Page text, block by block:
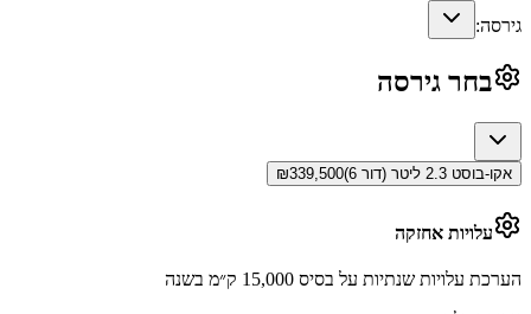
גירסה:
בחר גירסה
אקו-בוסט 2.3 ליטר (דור 6) ₪339,500
עלויות אחזקה
הערכת עלויות שנתיות על בסיס 15,000 ק״מ בשנה